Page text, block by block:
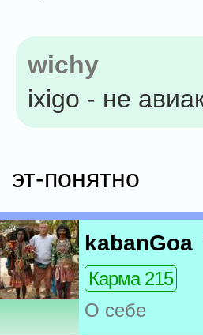
wichy
ixigo - не
эт-понятно
kabanGoa
Карма 215
О себе